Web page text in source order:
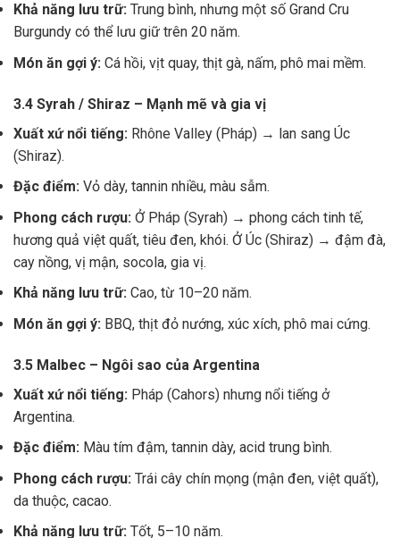
Khả năng lưu trữ: Trung bình, nhưng một số Grand Cru
Burgundy có thể lưu giữ trên 20 năm.
Món ăn gợi ý: Cá hồi, vịt quay, thịt gà, nấm, phô mai mềm.
3.4 Syrah / Shiraz – Mạnh mẽ và gia vị
Xuất xứ nổi tiếng: Rhône Valley (Pháp) → lan sang Úc
(Shiraz).
Đặc điểm: Vỏ dày, tannin nhiều, màu sẫm.
Phong cách rượu: Ở Pháp (Syrah) → phong cách tinh tế,
hương quả việt quất, tiêu đen, khói. Ở Úc (Shiraz) → đậm đà,
cay nồng, vị mận, socola, gia vị.
Khả năng lưu trữ: Cao, từ 10–20 năm.
Món ăn gợi ý: BBQ, thịt đỏ nướng, xúc xích, phô mai cứng.
3.5 Malbec – Ngôi sao của Argentina
Xuất xứ nổi tiếng: Pháp (Cahors) nhưng nổi tiếng ở
Argentina.
Đặc điểm: Màu tím đậm, tannin dày, acid trung bình.
Phong cách rượu: Trái cây chín mọng (mận đen, việt quất),
da thuộc, cacao.
Khả năng lưu trữ: Tốt, 5–10 năm.